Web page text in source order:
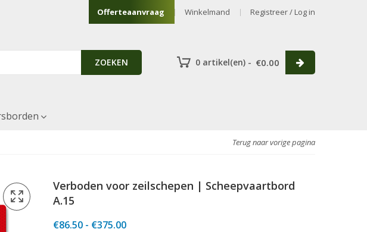
Offerteaanvraag Winkelmand Registreer / Log in
ZOEKEN 0 artikel(en) - €0.00
Terug naar vorige pagina
Verboden voor zeilschepen | Scheepvaartbord
A.15
€86.50 - €375.00Prijsklasse: